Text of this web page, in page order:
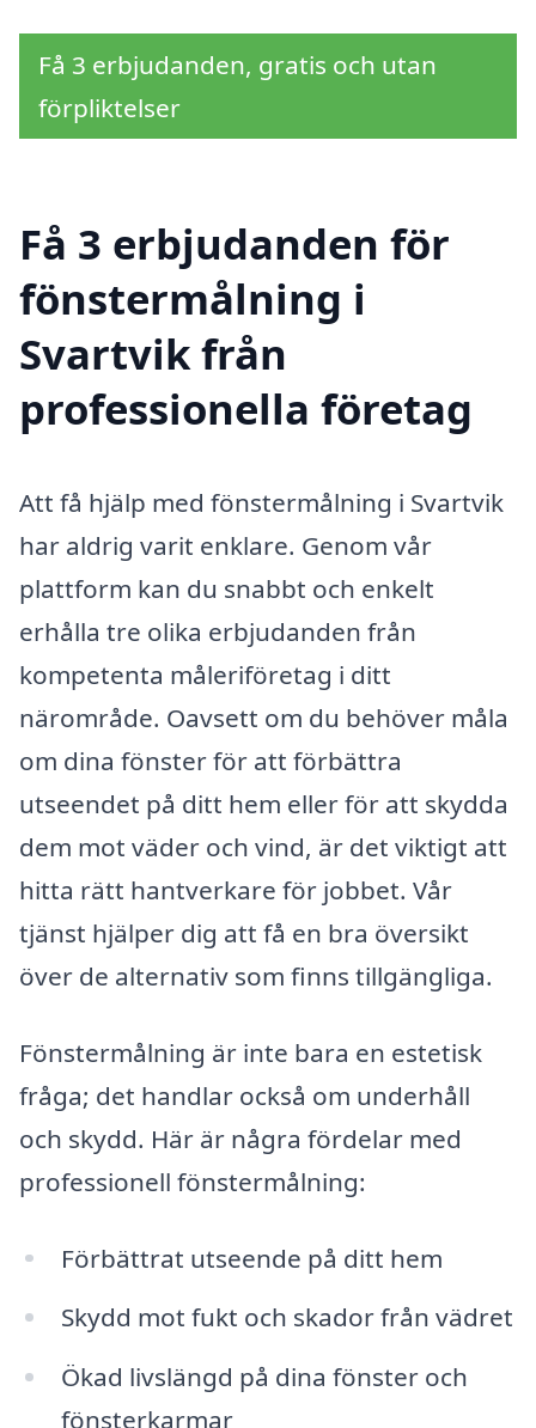
Få 3 erbjudanden, gratis och utan
förpliktelser
Få 3 erbjudanden för
fönstermålning i
Svartvik från
professionella företag
Att få hjälp med fönstermålning i Svartvik
har aldrig varit enklare. Genom vår
plattform kan du snabbt och enkelt
erhålla tre olika erbjudanden från
kompetenta måleriföretag i ditt
närområde. Oavsett om du behöver måla
om dina fönster för att förbättra
utseendet på ditt hem eller för att skydda
dem mot väder och vind, är det viktigt att
hitta rätt hantverkare för jobbet. Vår
tjänst hjälper dig att få en bra översikt
över de alternativ som finns tillgängliga.
Fönstermålning är inte bara en estetisk
fråga; det handlar också om underhåll
och skydd. Här är några fördelar med
professionell fönstermålning:
Förbättrat utseende på ditt hem
Skydd mot fukt och skador från vädret
Ökad livslängd på dina fönster och
fönsterkarmar